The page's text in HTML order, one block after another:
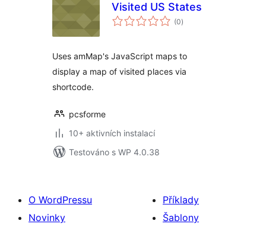
Visited US States
(0celkové
hodnocení
)
Uses amMap's JavaScript maps to
display a map of visited places via
shortcode.
pcsforme
10+ aktivních instalací
Testováno s WP 4.0.38
O WordPressu
Novinky
Příklady
Šablony